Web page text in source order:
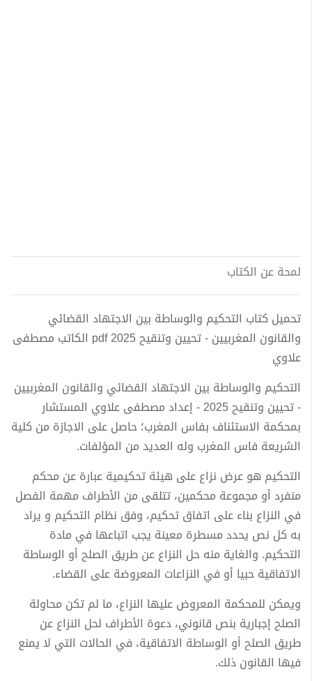
لمحة عن الكتاب
تحميل كتاب التحكيم والوساطة بين الاجتهاد القضائي
والقانون المغربيين - تحيين وتنقيح 2025 pdf الكاتب مصطفى
علاوي
التحكيم والوساطة بين الاجتهاد القضائي والقانون المغربيين
- تحيين وتنقيح 2025 - إعداد مصطفى علاوي المستشار
بمحكمة الاستئناف بفاس المغرب؛ حاصل على الاجازة من كلية
الشريعة فاس المغرب وله العديد من المؤلفات.
التحكيم هو عرض نزاع على هيئة تحكيمية عبارة عن محكم
منفرد أو مجموعة محكمين، تتلقى من الأطراف مهمة الفصل
في النزاع بناء على اتفاق تحكيم، وفق نظام التحكيم و يراد
به كل نص يحدد مسطرة معينة يجب اتباعها في مادة
التحكيم. والغاية منه حل النزاع عن طريق الصلح أو الوساطة
الاتفاقية حبيا أو في النزاعات المعروضة على القضاء.
ويمكن للمحكمة المعروض عليها النزاع، ما لم تكن محاولة
الصلح إجبارية بنص قانوني، دعوة الأطراف لحل النزاع عن
طريق الصلح أو الوساطة الاتفاقية، في الحالات التي لا يمنع
فيها القانون ذلك.